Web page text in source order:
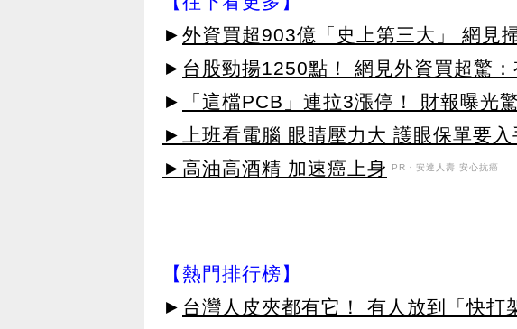
► 外資買超903億「史上第三大」 網見
► 台股勁揚1250點！ 網見外資買超驚：
►
「這檔PCB」連拉3漲停！ 財報曝光
►上班看電腦 眼睛壓力大 護眼保單要入
►高油高酒精 加速癌上身 PR・安達人壽 安心抗癌
【熱門排行榜】
► 台灣人皮夾都有它！ 有人放到「快打